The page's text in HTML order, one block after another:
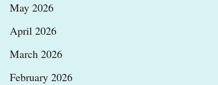
May 2026
April 2026
March 2026
February 2026